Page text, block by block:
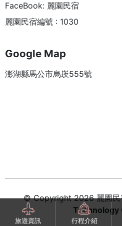
旅遊資訊 行程介紹
FaceBook: 麗園民宿
麗園民宿編號 : 1030
Google Map
澎湖縣馬公市烏崁555號
© Copyright 2026 麗園
Technology